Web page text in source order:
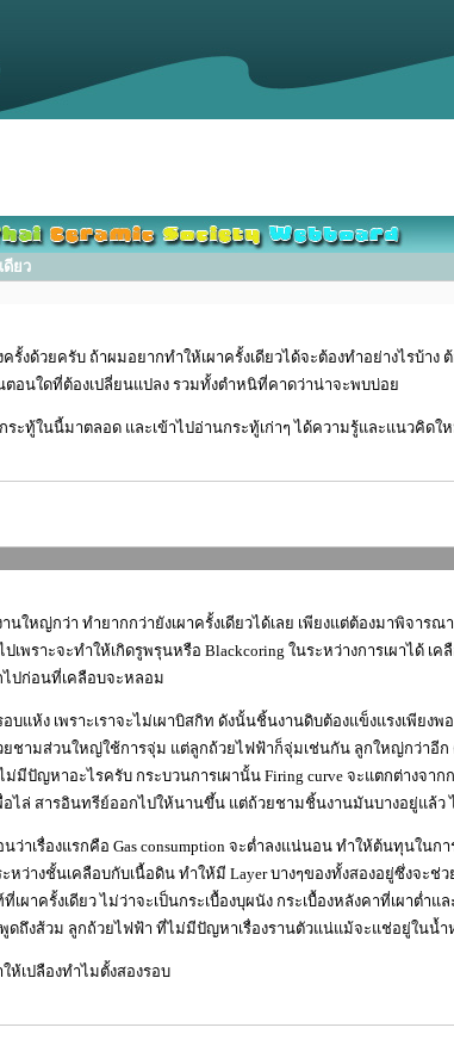
ดียว
รั้งด้วยครับ ถ้าผมอยากทำให้เผาครั้งเดียวได้จะต้องทำอย่างไรบ้าง
ตอนใดที่ต้องเปลี่ยนแปลง รวมทั้งตำหนิที่คาดว่าน่าจะพบบ่อย
ทู้ในนี้มาตลอด และเข้าไปอ่านกระทู้เก่าๆ ได้ความรู้และแนวคิดใ
ใหญ่กว่า ทำยากกว่ายังเผาครั้งเดียวได้เลย เพียงแต่ต้องมาพิจารณา
เพราะจะทำให้เกิดรูพรุนหรือ Blackcoring ในระหว่างการเผาได้ เค
ไปก่อนที่เคลือบจะหลอม
บแห้ง เพราะเราจะไม่เผาบิสกิท ดังนั้นชิ้นงานดิบต้องแข็งแรงเพียงพ
ยชามส่วนใหญ่ใช้การจุ่ม แต่ลูกถ้วยไฟฟ้าก็จุ่มเช่นกัน ลูกใหญ่กว่าอีก
ปัญหาอะไรครับ กระบวนการเผานั้น Firing curve จะแตกต่างจาก
เพื่อไล่ สารอินทรีย์ออกไปให้นานขึ้น แต่ถ้วยชามชิ้นงานมันบางอยู่แล้
ว่าเรื่องแรกคือ Gas consumption จะต่ำลงแน่นอน ทำให้ต้นทุนในก
ะหว่างชั้นเคลือบกับเนื้อดิน ทำให้มี Layer บางๆของทั้งสองอยู่ซึ่งจะช่ว
ผาครั้งเดียว ไม่ว่าจะเป็นกระเบื้องบุผนัง กระเบื้องหลังคาที่เผาต่ำแล
ดถึงส้วม ลูกถ้วยไฟฟ้า ที่ไม่มีปัญหาเรื่องรานตัวแน่แม้จะแช่อยู่ในน้
ห้เปลืองทำไมตั้งสองรอบ